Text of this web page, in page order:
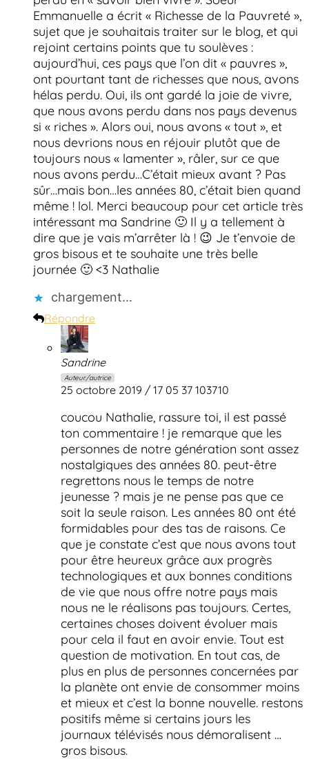
Emmanuelle a écrit « Richesse de la Pauvreté »,
sujet que je souhaitais traiter sur le blog, et qui
rejoint certains points que tu soulèves :
aujourd’hui, ces pays que l’on dit « pauvres »,
ont pourtant tant de richesses que nous, avons
hélas perdu. Oui, ils ont gardé la joie de vivre,
que nous avons perdu dans nos pays devenus
si « riches ». Alors oui, nous avons « tout », et
nous devrions nous en réjouir plutôt que de
toujours nous « lamenter », râler, sur ce que
nous avons perdu…C’était mieux avant ? Pas
sûr…mais bon…les années 80, c’était bien quand
même ! lol. Merci beaucoup pour cet article très
intéressant ma Sandrine 🙂 Il y a tellement à
dire que je vais m’arrêter là ! 😉 Je t’envoie de
gros bisous et te souhaite une très belle
journée 🙂 <3 Nathalie
chargement…
Répondre
Sandrine
Auteur/autrice
25 octobre 2019 / 17 05 37 103710
coucou Nathalie, rassure toi, il est passé
ton commentaire ! je remarque que les
personnes de notre génération sont assez
nostalgiques des années 80. peut-être
regrettons nous le temps de notre
jeunesse ? mais je ne pense pas que ce
soit la seule raison. Les années 80 ont été
formidables pour des tas de raisons. Ce
que je constate c’est que nous avons tout
pour être heureux grâce aux progrès
technologiques et aux bonnes conditions
de vie que nous offre notre pays mais
nous ne le réalisons pas toujours. Certes,
certaines choses doivent évoluer mais
pour cela il faut en avoir envie. Tout est
question de motivation. En tout cas, de
plus en plus de personnes concernées par
la planète ont envie de consommer moins
et mieux et c’est la bonne nouvelle. restons
positifs même si certains jours les
journaux télévisés nous démoralisent …
gros bisous.